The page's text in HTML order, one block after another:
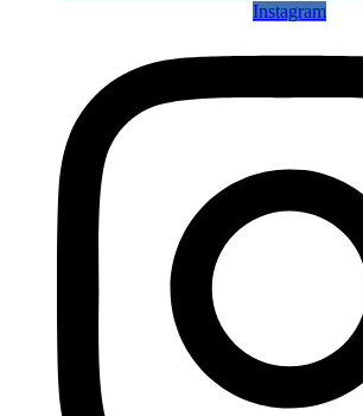
Instagram